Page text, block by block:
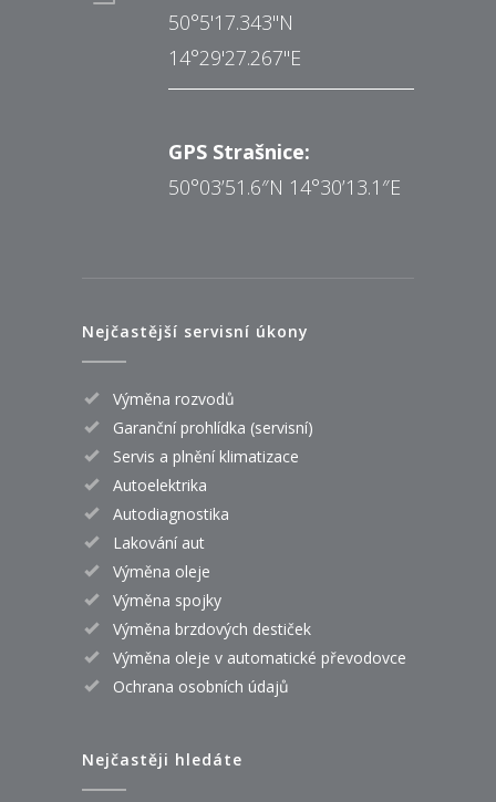
50°5'17.343"N
14°29'27.267"E
GPS Strašnice:
50°03’51.6″N 14°30’13.1″E
Nejčastější servisní úkony
Výměna rozvodů
Garanční prohlídka (servisní)
Servis a plnění klimatizace
Autoelektrika
Autodiagnostika
Lakování aut
Výměna oleje
Výměna spojky
Výměna brzdových destiček
Výměna oleje v automatické převodovce
Ochrana osobních údajů
Nejčastěji hledáte